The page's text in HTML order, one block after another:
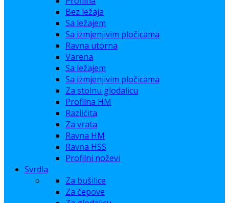
Bez ležaja
Sa ležajem
Sa izmjenjivim pločicama
Ravna utorna
Varena
Sa ležajem
Sa izmjenjivim pločicama
Za stolnu glodalicu
Profilna HM
Razlićita
Za vrata
Ravna HM
Ravna HSS
Profilni noževi
Svrdla
Za bušilice
Za čepove